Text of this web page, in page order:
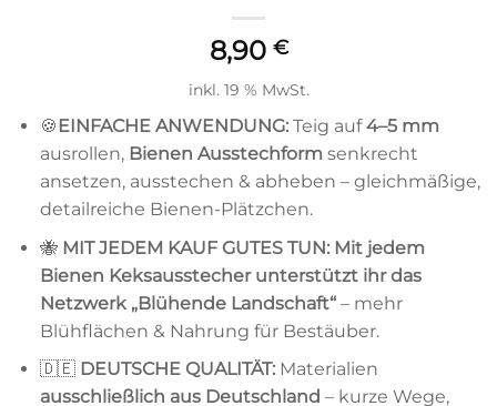
8,90 €
inkl. 19 % MwSt.
🍪EINFACHE ANWENDUNG:Teig auf4–5 mm
ausrollen, Bienen Ausstechform senkrecht
ansetzen, ausstechen & abheben – gleichmäßige,
detailreiche Bienen-Plätzchen.
🐝 MIT JEDEM KAUF GUTES TUN: Mit jedem
Bienen Keksausstecher unterstützt ihr das
Netzwerk „Blühende Landschaft“– mehr
Blühflächen & Nahrung für Bestäuber.
🇩🇪 DEUTSCHE QUALITÄT:Materialien
ausschließlich aus Deutschland – kurze Wege,